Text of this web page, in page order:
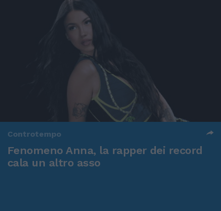
Controtempo
Fenomeno Anna, la rapper dei record
cala un altro asso